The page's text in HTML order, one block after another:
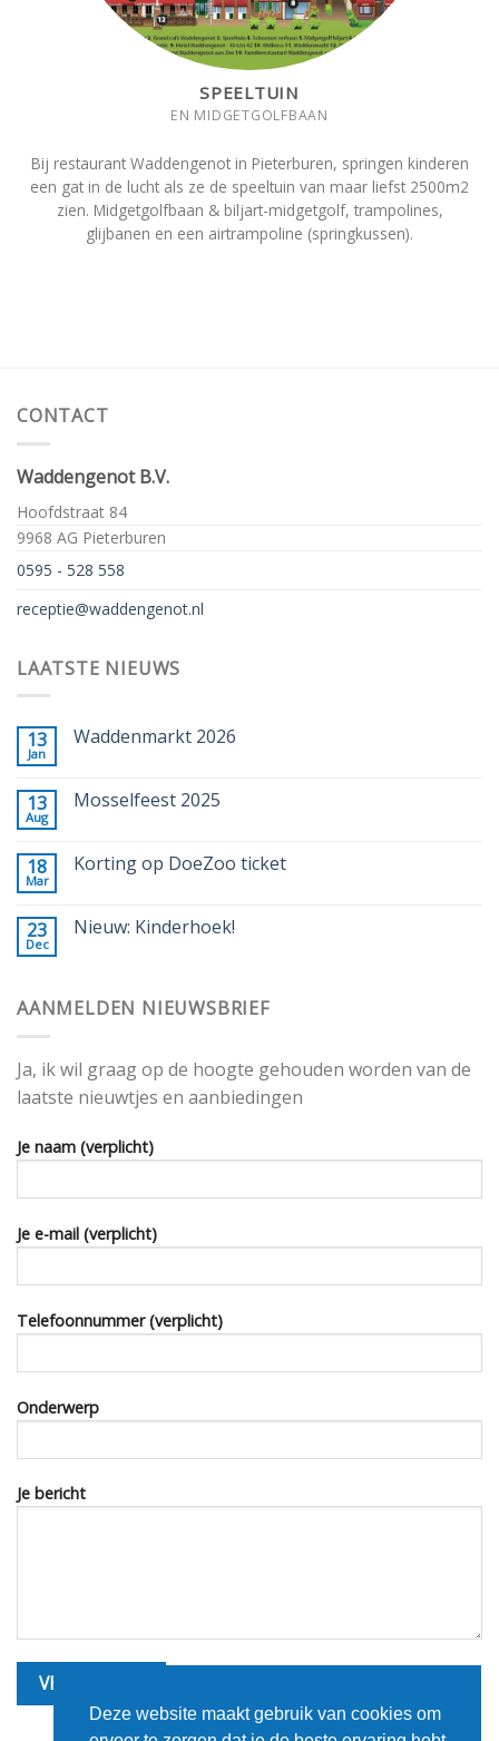
Deze website maakt gebruik van cookies om
SPEELTUIN
EN MIDGETGOLFBAAN
Bij restaurant Waddengenot in Pieterburen, springen kinderen
een gat in de lucht als ze de speeltuin van maar liefst 2500m2
zien. Midgetgolfbaan & biljart-midgetgolf, trampolines,
glijbanen en een airtrampoline (springkussen).
CONTACT
Waddengenot B.V.
Hoofdstraat 84
9968 AG Pieterburen
0595 - 528 558
receptie@waddengenot.nl
LAATSTE NIEUWS
13
Jan
Waddenmarkt 2026
13
Aug
Mosselfeest 2025
18
Mar
Korting op DoeZoo ticket
23
Dec
Nieuw: Kinderhoek!
AANMELDEN NIEUWSBRIEF
Ja, ik wil graag op de hoogte gehouden worden van de
laatste nieuwtjes en aanbiedingen
Je naam (verplicht)
Je e-mail (verplicht)
Telefoonnummer (verplicht)
Onderwerp
Je bericht